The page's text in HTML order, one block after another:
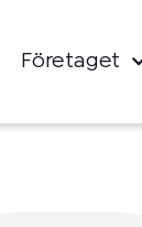
Företaget